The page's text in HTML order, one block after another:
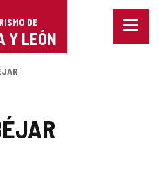
DE
Y LEÓN
Menu